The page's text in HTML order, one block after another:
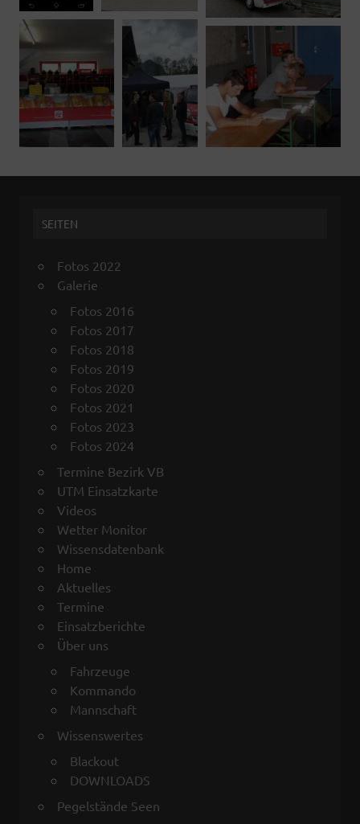
SEITEN
Fotos 2022
Galerie
Fotos 2016
Fotos 2017
Fotos 2018
Fotos 2019
Fotos 2020
Fotos 2021
Fotos 2023
Fotos 2024
Termine Bezirk VB
UTM Einsatzkarte
Videos
Wetter Monitor
Wissensdatenbank
Home
Aktuelles
Termine
Einsatzberichte
Über uns
Fahrzeuge
Kommando
Mannschaft
Wissenswertes
Blackout
DOWNLOADS
Pegelstände Seen